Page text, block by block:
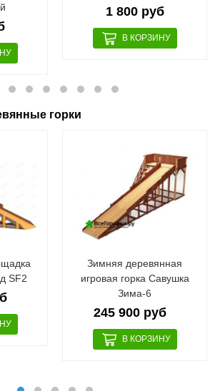
1 800 руб
горки
SF2
Зимняя деревянная
игровая горка Савушка
Зима-6
245 900 руб